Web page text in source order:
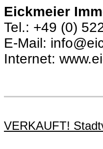
Eickmeier
Tel.: +49 (0)
E-Mail:
Internet:
VERKAUFT!